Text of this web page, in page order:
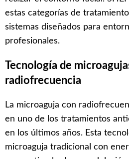
estas categorías de
sistemas diseñados para
profesionales.
Tecnología de
radiofrecuencia
La microaguja con
en uno de los tratamientos
en los últimos años. Esta
microaguja tradicional con